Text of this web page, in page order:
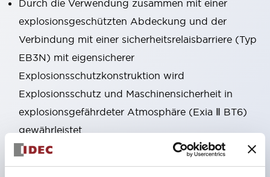
Durch die Verwendung zusammen mit einer
explosionsgeschützten Abdeckung und der
Verbindung mit einer sicherheitsrelaisbarriere (Typ
EB3N) mit eigensicherer
Explosionsschutzkonstruktion wird
Explosionsschutz und Maschinensicherheit in
explosionsgefährdeter Atmosphäre (Exia Ⅱ BT6)
gewährleistet.
Ein Typ mit Entriegelungsknopf auf der Rückseite,
der für Notausstiege usw. verwendet werden kann,